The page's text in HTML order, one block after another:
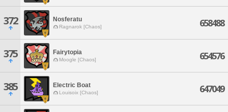
372 Nosferatu
Ragnarok [Chaos] 658488
375 Fairytopia
Moogle [Chaos] 654576
385 Electric Boat
Louisoix [Chaos] 647049